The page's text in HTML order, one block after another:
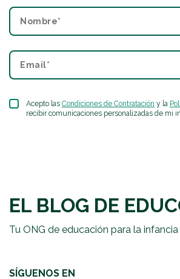
Acepto las Condiciones de Contratación y la
recibir comunicaciones personalizadas de mi
EL BLOG DE
Tu ONG de educación para la infancia
SÍGUENOS EN